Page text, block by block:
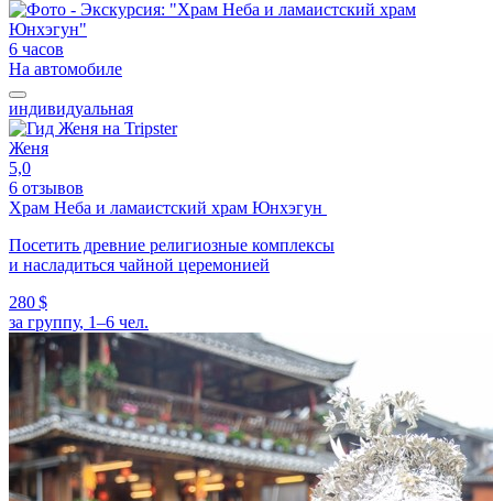
6 часов
На автомобиле
индивидуальная
Женя
5,0
6 отзывов
Храм Неба и ламаистский храм Юнхэгун
Посетить древние религиозные комплексы
и насладиться чайной церемонией
280 $
за группу, 1–6 чел.